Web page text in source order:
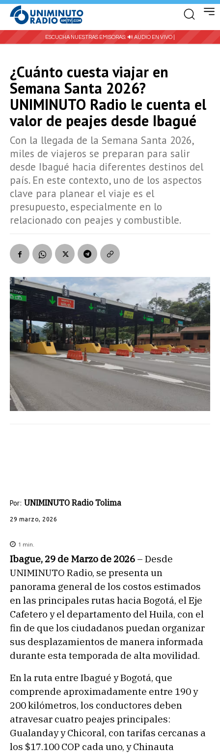
ESCUCHA NUESTRAS EMISORAS: 🔊 AUDIO EN VIVO |
¿Cuánto cuesta viajar en
Semana Santa 2026?
UNIMINUTO Radio le cuenta el
valor de peajes desde Ibagué
Con la llegada de la Semana Santa 2026,
miles de viajeros se preparan para salir
desde Ibagué hacia diferentes destinos del
país. En este contexto, uno de los aspectos
clave para planear el viaje es el
presupuesto, especialmente en lo
relacionado con peajes y combustible.
Por: UNIMINUTO Radio Tolima
29 marzo, 2026
1 min.
Ibague, 29 de Marzo de 2026 – Desde
UNIMINUTO Radio, se presenta un
panorama general de los costos estimados
en las principales rutas hacia Bogotá, el Eje
Cafetero y el departamento del Huila, con el
fin de que los ciudadanos puedan organizar
sus desplazamientos de manera informada
durante esta temporada de alta movilidad.
En la ruta entre Ibagué y Bogotá, que
comprende aproximadamente entre 190 y
200 kilómetros, los conductores deben
atravesar cuatro peajes principales:
Gualanday y Chicoral, con tarifas cercanas a
los $17.100 COP cada uno, y Chinauta